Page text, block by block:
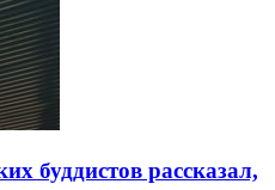
буддистов рассказал,